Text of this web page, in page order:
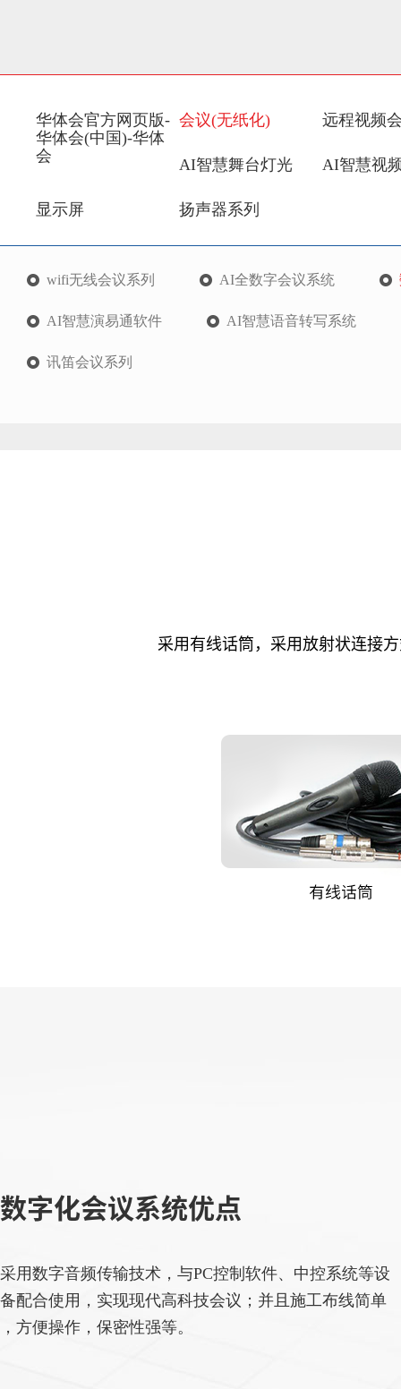
华体会官方网页版-
华体会(中国)-华体
会
会议(无纸化) 远程视频
AI智慧舞台灯光 AI智慧视
显示屏 扬声器系列
wifi无线会议系列 AI全数字会议系统
AI智慧演易通软件 AI智慧语音转写系统
讯笛会议系列
采用有线话筒，采用放射状连接
数字化会议系统优点
采用数字音频传输技术，与PC控制软件、中控系统等设
备配合使用，实现现代高科技会议；并且施工布线简单
，方便操作，保密性强等。